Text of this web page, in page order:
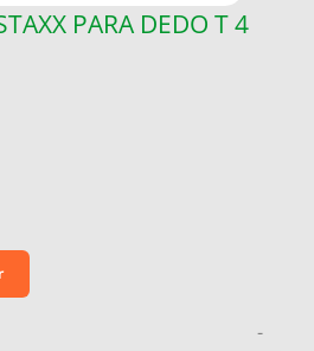
PARA DEDO T 4
-